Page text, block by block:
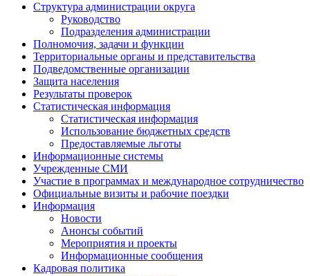
Структура администрации округа
Руководство
Подразделения администрации
Полномочия, задачи и функции
Территориальные органы и представительства
Подведомственные организации
Защита населения
Результаты проверок
Статистическая информация
Статистическая информация
Использование бюджетных средств
Предоставляемые льготы
Информационные системы
Учрежденные СМИ
Участие в программах и международное сотрудничество
Официальные визиты и рабочие поездки
Информация
Новости
Анонсы событий
Мероприятия и проекты
Информационные сообщения
Кадровая политика